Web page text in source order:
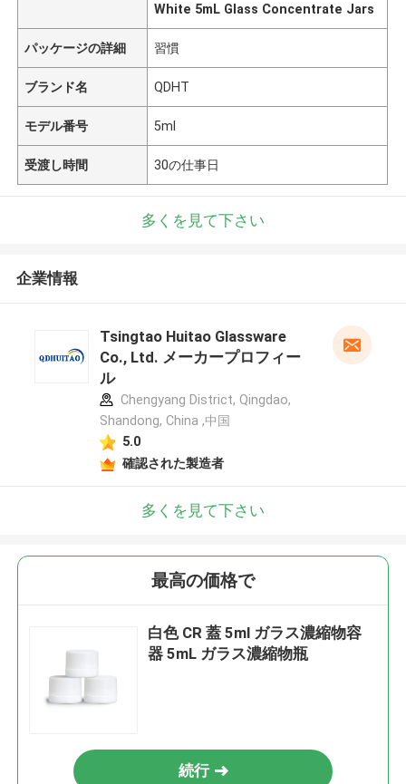
White 5mL Glass Concentrate Jars
パッケージの詳細 習慣
ブランド名 QDHT
モデル番号 5ml
受渡し時間 30の仕事日
多くを見て下さい
企業情報
Tsingtao Huitao Glassware
Co., Ltd. メーカープロフィー
ル
Chengyang District, Qingdao,
Shandong, China ,中国
5.0
確認された製造者
多くを見て下さい
最高の価格で
白色 CR 蓋 5ml ガラス濃縮物容
器 5mL ガラス濃縮物瓶
続行